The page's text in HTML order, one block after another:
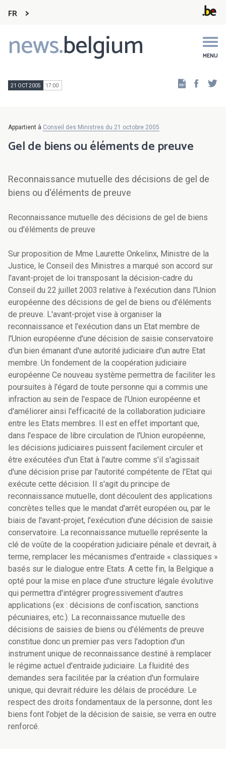
FR
news.belgium MENU
Main
navigation
21 OCT 2005 17:00
Appartient à Conseil des Ministres du 21 octobre 2005
Gel de biens ou éléments de preuve
Reconnaissance mutuelle des décisions de gel de
biens ou d'éléments de preuve
Reconnaissance mutuelle des décisions de gel de biens
ou d'éléments de preuve
Sur proposition de Mme Laurette Onkelinx, Ministre de la
Justice, le Conseil des Ministres a marqué son accord sur
l'avant-projet de loi transposant la décision-cadre du
Conseil du 22 juillet 2003 relative à l'exécution dans l'Union
européenne des décisions de gel de biens ou d'éléments
de preuve. L'avant-projet vise à organiser la
reconnaissance et l'exécution dans un Etat membre de
l'Union européenne d'une décision de saisie conservatoire
d'un bien émanant d'une autorité judiciaire d'un autre Etat
membre. Un fondement de la coopération judiciaire
européenne Ce nouveau système permettra de faciliter les
poursuites à l'égard de toute personne qui a commis une
infraction au sein de l'espace de l'Union européenne et
d'améliorer ainsi l'efficacité de la collaboration judiciaire
entre les Etats membres. Il est en effet important que,
dans l'espace de libre circulation de l'Union européenne,
les décisions judiciaires puissent facilement circuler et
être exécutées d'un Etat à l'autre comme s'il s'agissait
d'une décision prise par l'autorité compétente de l'Etat qui
exécute cette décision. Il s'agit du principe de
reconnaissance mutuelle, dont découlent des applications
concrètes telles que le mandat d'arrêt européen ou, par le
biais de l'avant-projet, l'exécution d'une décision de saisie
conservatoire. La reconnaissance mutuelle représente la
clé de voûte de la coopération judiciaire pénale et devrait, à
terme, remplacer les mécanismes d'entraide « classiques »
basés sur le dialogue entre Etats. A cette fin, la Belgique a
opté pour la mise en place d'une structure légale évolutive
qui permettra d'intégrer progressivement d'autres
applications (ex : décisions de confiscation, sanctions
pécuniaires, etc.). La reconnaissance mutuelle des
décisions de saisies de biens ou d'éléments de preuve
constitue donc un premier pas vers l'adoption d'un
instrument unique de reconnaissance destiné à remplacer
le régime actuel d'entraide judiciaire. La fluidité des
demandes sera facilitée par la création d'un formulaire
unique, qui devrait réduire les délais de procédure. Le
respect des droits fondamentaux de la personne, dont les
biens font l'objet de la décision de saisie, se verra en outre
renforcé.